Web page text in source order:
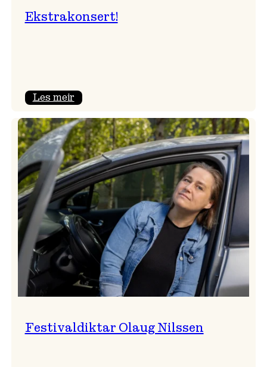
Ekstrakonsert!
Les meir:
Festivaldiktar Olaug Nilssen